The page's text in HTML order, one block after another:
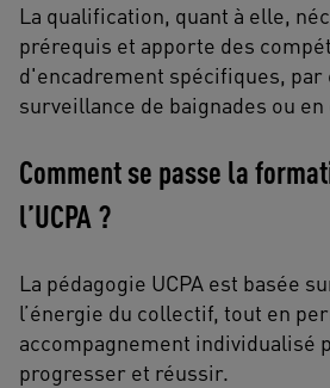
La qualification, quant à elle,
prérequis et apporte des
d'encadrement spécifiques, par
surveillance de baignades ou en
Comment se passe la
l’UCPA ?
La pédagogie UCPA est basée
l’énergie du collectif, tout en
accompagnement individualisé
progresser et réussir.